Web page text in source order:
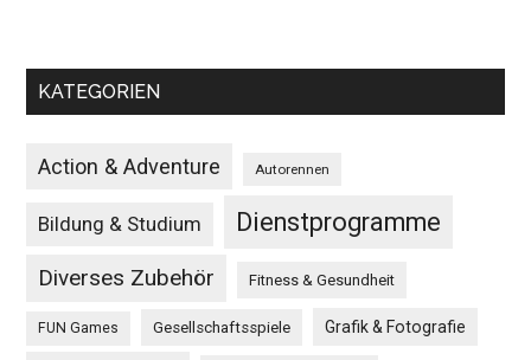
KATEGORIEN
Action & Adventure Autorennen
Bildung & Studium Dienstprogramme
Diverses Zubehör Fitness & Gesundheit
FUN Games Gesellschaftsspiele Grafik & Fotografie